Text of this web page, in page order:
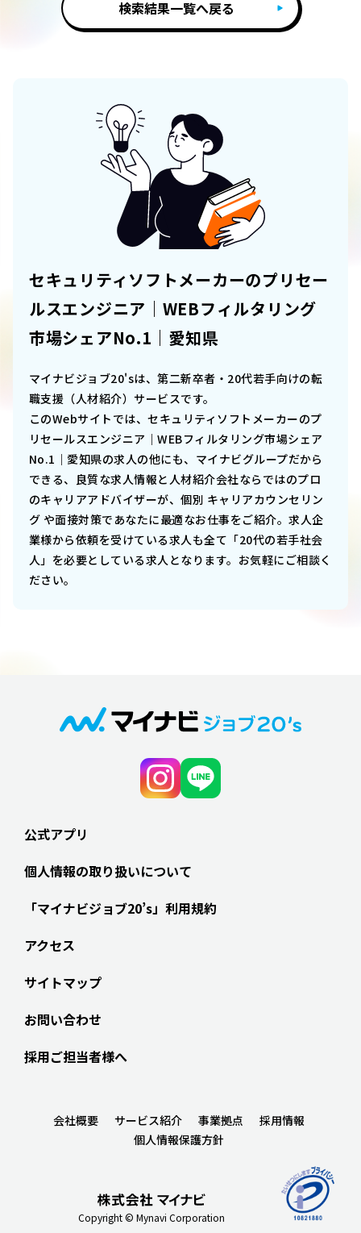
検索結果一覧へ戻る
セキュリティソフトメーカーのプリセー
ルスエンジニア｜WEBフィルタリング
市場シェアNo.1｜愛知県
マイナビジョブ20'sは、第二新卒者・20代若手向けの転
職支援（人材紹介）サービスです。
このWebサイトでは、セキュリティソフトメーカーのプ
リセールスエンジニア｜WEBフィルタリング市場シェア
No.1｜愛知県の求人の他にも、マイナビグループだから
できる、良質な求人情報と人材紹介会社ならではのプロ
のキャリアアドバイザーが、個別 キャリアカウンセリン
グ や面接対策であなたに最適なお仕事をご紹介。求人企
業様から依頼を受けている求人も全て「20代の若手社会
人」を必要としている求人となります。お気軽にご相談く
ださい。
公式アプリ
個人情報の取り扱いについて
「マイナビジョブ20’s」利用規約
アクセス
サイトマップ
お問い合わせ
採用ご担当者様へ
Copyright © Mynavi Corporation
会社概要 サービス紹介 事業拠点
採用情報
個人情報保護方針